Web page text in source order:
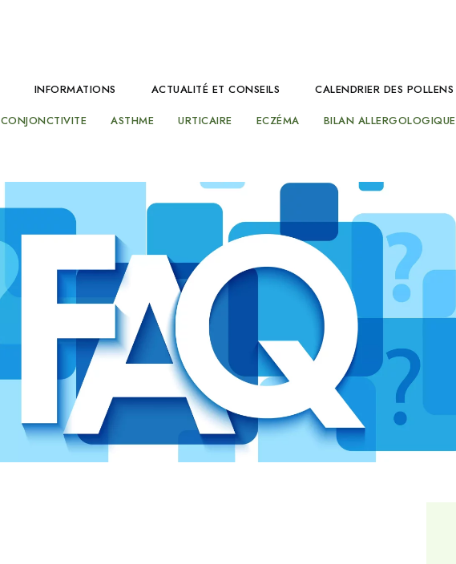
INFORMATIONS ACTUALITÉ ET CONSEILS CALENDRIER DES POLLENS
CONJONCTIVITE ASTHME URTICAIRE ECZÉMA BILAN ALLERGOLOGIQUE